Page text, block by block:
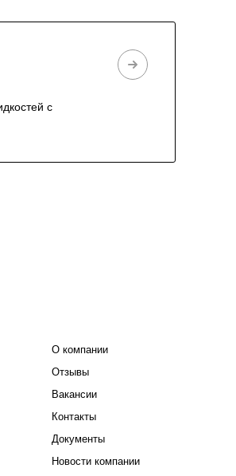
с
О компании
Отзывы
Вакансии
Контакты
Документы
Новости компании